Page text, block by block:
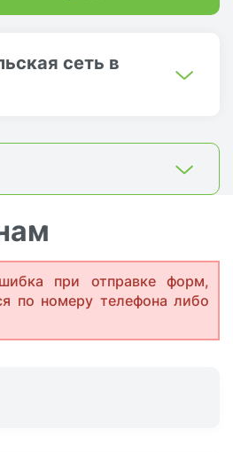
сеть в
при отправке форм,
по номеру телефона либо